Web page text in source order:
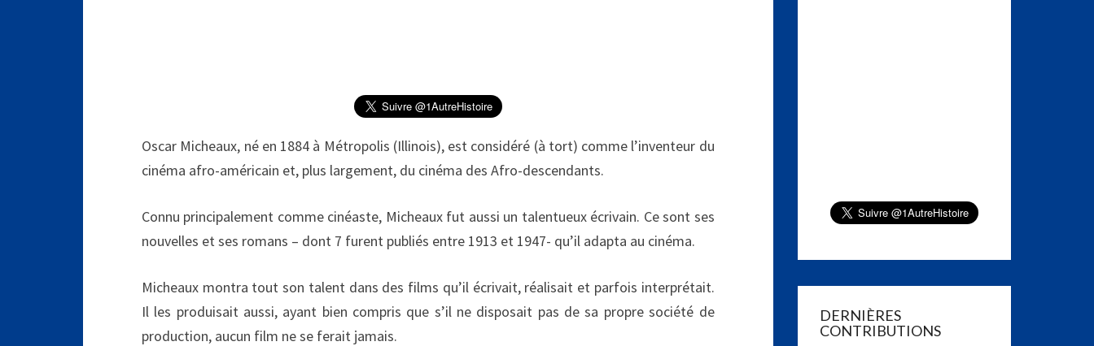
U
X
1
8
4
-
5
1
Oscar Micheaux, né en 1884 à Métropolis (Illinois), est considéré (à tort) comme l’inventeur du
cinéma afro-américain et, plus largement, du cinéma des Afro-descendants.
Connu principalement comme cinéaste, Micheaux fut aussi un talentueux écrivain. Ce sont ses
nouvelles et ses romans – dont 7 furent publiés entre 1913 et 1947- qu’il adapta au cinéma.
Micheaux montra tout son talent dans des films qu’il écrivait, réalisait et parfois interprétait.
Il les produisait aussi, ayant bien compris que s’il ne disposait pas de sa propre société de
production, aucun film ne se ferait jamais.
DERNIÈRES
CONTRIBUTIONS